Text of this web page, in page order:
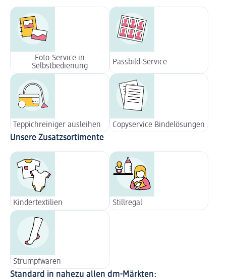
Foto-Service in
Selbstbedienung
Passbild-Service
Teppichreiniger ausleihen Copyservice Bindelösungen
Unsere Zusatzsortimente
Kindertextilien Stillregal
Strumpfwaren
Standard in nahezu allen dm-Märkten: